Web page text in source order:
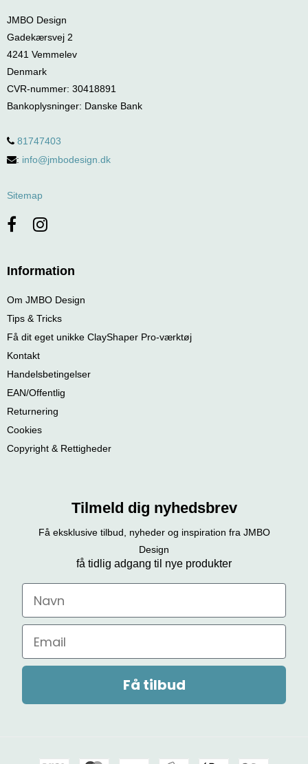
JMBO Design
Gadekærsvej 2
4241 Vemmelev
Denmark
CVR-nummer: 30418891
Bankoplysninger: Danske Bank
81747403
: info@jmbodesign.dk
Sitemap
Information
Om JMBO Design
Tips & Tricks
Få dit eget unikke ClayShaper Pro-værktøj
Kontakt
Handelsbetingelser
EAN/Offentlig
Returnering
Cookies
Copyright & Rettigheder
Tilmeld dig nyhedsbrev
Få eksklusive tilbud, nyheder og inspiration fra JMBO
Design
få tidlig adgang til nye produkter
Navn
Email
Få tilbud